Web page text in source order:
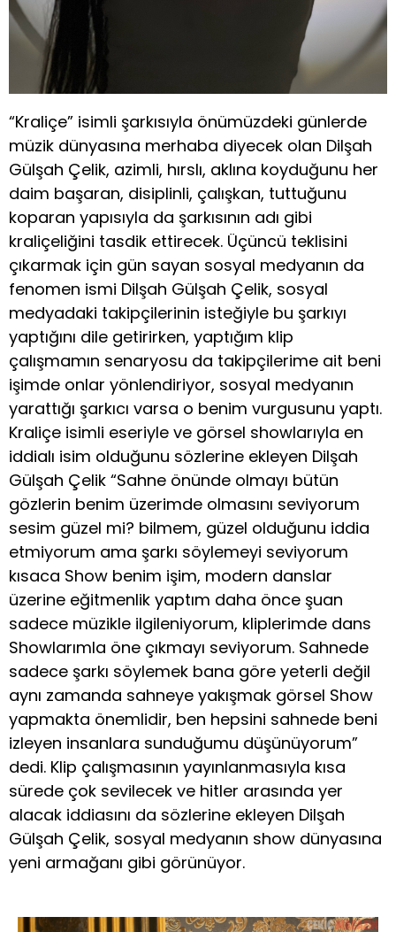
“Kraliçe” isimli şarkısıyla önümüzdeki günlerde
müzik dünyasına merhaba diyecek olan Dilşah
Gülşah Çelik, azimli, hırslı, aklına koyduğunu her
daim başaran, disiplinli, çalışkan, tuttuğunu
koparan yapısıyla da şarkısının adı gibi
kraliçeliğini tasdik ettirecek. Üçüncü teklisini
çıkarmak için gün sayan sosyal medyanın da
fenomen ismi Dilşah Gülşah Çelik, sosyal
medyadaki takipçilerinin isteğiyle bu şarkıyı
yaptığını dile getirirken, yaptığım klip
çalışmamın senaryosu da takipçilerime ait beni
işimde onlar yönlendiriyor, sosyal medyanın
yarattığı şarkıcı varsa o benim vurgusunu yaptı.
Kraliçe isimli eseriyle ve görsel showlarıyla en
iddialı isim olduğunu sözlerine ekleyen Dilşah
Gülşah Çelik “Sahne önünde olmayı bütün
gözlerin benim üzerimde olmasını seviyorum
sesim güzel mi? bilmem, güzel olduğunu iddia
etmiyorum ama şarkı söylemeyi seviyorum
kısaca Show benim işim, modern danslar
üzerine eğitmenlik yaptım daha önce şuan
sadece müzikle ilgileniyorum, kliplerimde dans
Showlarımla öne çıkmayı seviyorum. Sahnede
sadece şarkı söylemek bana göre yeterli değil
aynı zamanda sahneye yakışmak görsel Show
yapmakta önemlidir, ben hepsini sahnede beni
izleyen insanlara sunduğumu düşünüyorum”
dedi. Klip çalışmasının yayınlanmasıyla kısa
sürede çok sevilecek ve hitler arasında yer
alacak iddiasını da sözlerine ekleyen Dilşah
Gülşah Çelik, sosyal medyanın show dünyasına
yeni armağanı gibi görünüyor.